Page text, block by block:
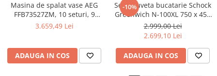
Masina de spalat vase AEG
FFB73527ZM, 10 seturi, 9
programe, Motor Inverter,
3.659,49 Lei
ADAUGA IN COS
-10%
Set chiuveta bucatarie Schock
Greenwich N-100XL 750 x 456
mm Cristadur Puro, negru
intens cu parti vizibile si
baterie bucatarie Schock
Kavus cu cap extractibil Puro
2.999,00 Lei
2.699,10 Lei
ADAUGA IN COS